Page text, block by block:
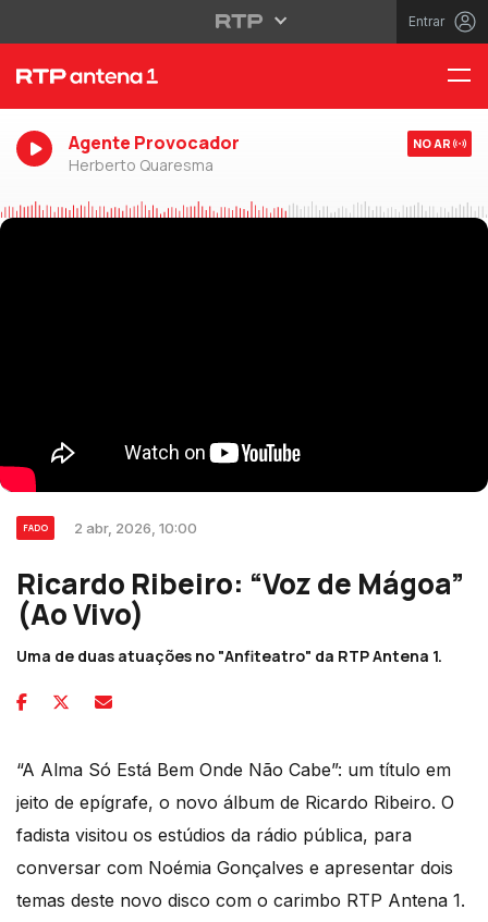
Entrar
Agente Provocador
Herberto Quaresma
NO AR
FADO 2 abr, 2026, 10:00
Ricardo Ribeiro: “Voz de Mágoa”
(Ao Vivo)
Uma de duas atuações no "Anfiteatro" da RTP Antena 1.
“A Alma Só Está Bem Onde Não Cabe”: um título em
jeito de epígrafe, o novo álbum de Ricardo Ribeiro. O
fadista visitou os estúdios da rádio pública, para
conversar com Noémia Gonçalves e apresentar dois
temas deste novo disco com o carimbo RTP Antena 1.